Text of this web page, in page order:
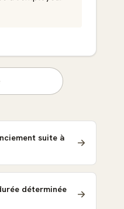
suite à
déterminée